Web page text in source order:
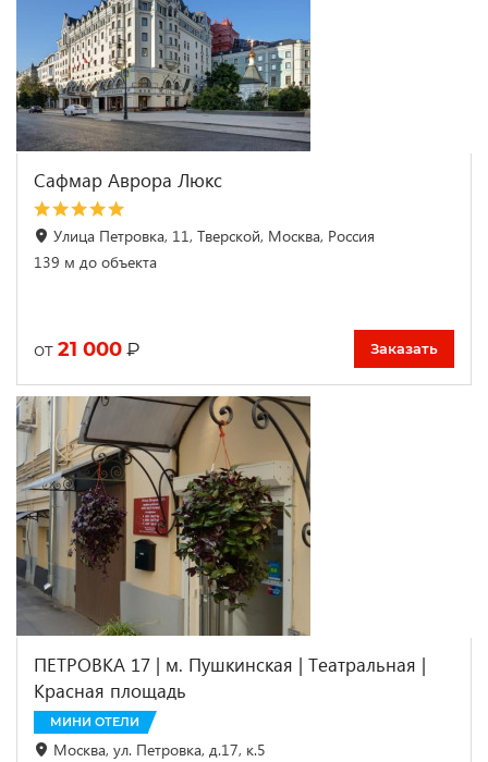
Сафмар Аврора Люкс
Улица Петровка, 11, Тверской, Москва, Россия
139 м до объекта
от 21 000 ₽ Заказать
ПЕТРОВКА 17 | м. Пушкинская | Театральная |
Красная площадь
МИНИ ОТЕЛИ
Москва, ул. Петровка, д.17, к.5